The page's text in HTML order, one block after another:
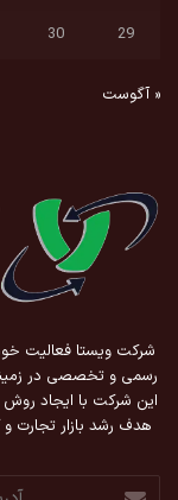
29
30
« آگوست
رسمی و تخصصی در
این شرکت با ایجاد روش
هدف رشد بازار تجارت و
آدرس